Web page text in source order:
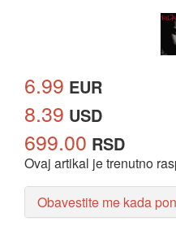
6.99 EUR
8.39 USD
699.00 RSD
Ovaj artikal je trenutno
Obavestite me kada